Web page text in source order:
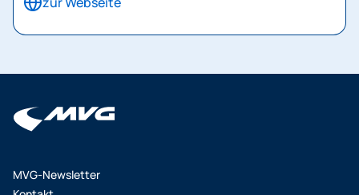
MVG-Newsletter